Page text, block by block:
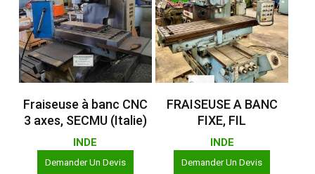
Lire La Suite
Fraiseuse à banc CNC
3 axes, SECMU (Italie)
INDE
Demander Un Devis
Lire La Suite
FRAISEUSE A BANC
FIXE, FIL
INDE
Demander Un Devis